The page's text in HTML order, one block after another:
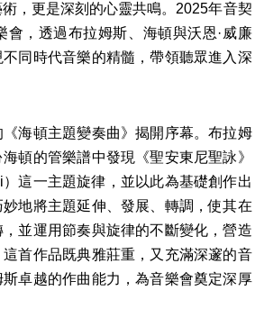
，更是深刻的心靈共鳴。2025年音契
會，透過布拉姆斯、海頓與沃恩·威廉
同時代音樂的精髓，帶領聽眾進入深
海頓主題變奏曲》揭開序幕。布拉姆
頓的管樂譜中發現《聖安東尼聖詠》
）這一主題旋律，並以此為基礎創作出
地將主題延伸、發展、轉調，使其在
並運用節奏與旋律的不斷變化，營造
首作品既典雅莊重，又充滿深邃的音
卓越的作曲能力，為音樂會奠定深厚